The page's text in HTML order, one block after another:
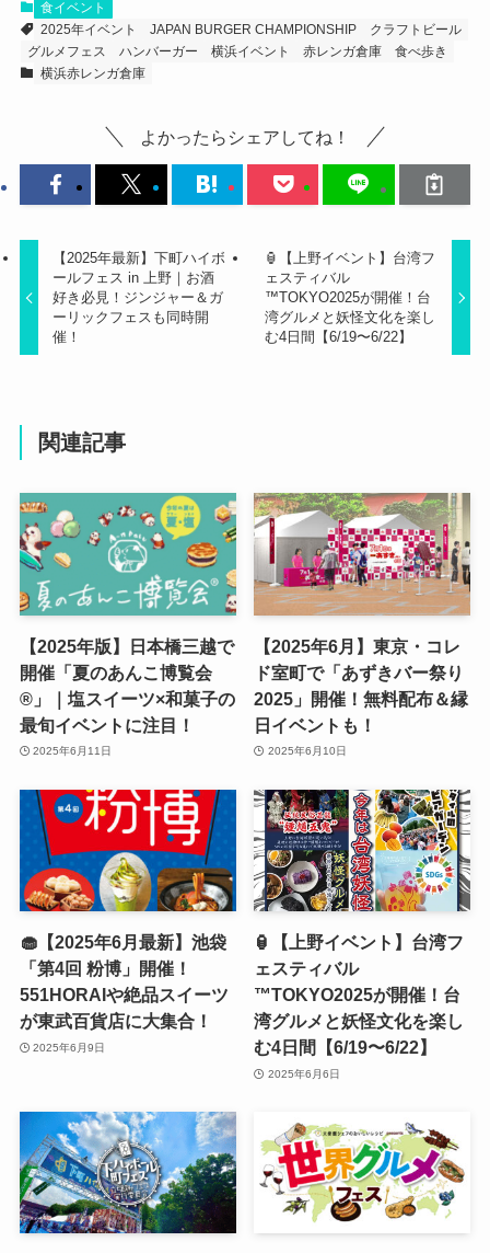
食イベント
2025年イベント
JAPAN BURGER CHAMPIONSHIP
クラフトビール
グルメフェス
ハンバーガー 横浜イベント 赤レンガ倉庫
食べ歩き
横浜⾚レンガ倉庫
よかったらシェアしてね！
【2025年最新】下町ハイボ
ールフェス in 上野｜お酒
好き必見！ジンジャー＆ガ
ーリックフェスも同時開
催！
🏮【上野イベント】台湾フ
ェスティバル
™TOKYO2025が開催！台
湾グルメと妖怪文化を楽し
む4日間【6/19〜6/22】
関連記事
【2025年版】日本橋三越で
開催「夏のあんこ博覧会
®」｜塩スイーツ×和菓子の
最旬イベントに注目！
2025年6月11日
【2025年6月】東京・コレ
ド室町で「あずきバー祭り
2025」開催！無料配布＆縁
日イベントも！
2025年6月10日
🧁【2025年6月最新】池袋
「第4回 粉博」開催！
551HORAIや絶品スイーツ
が東武百貨店に大集合！
2025年6月9日
🏮【上野イベント】台湾フ
ェスティバル
™TOKYO2025が開催！台
湾グルメと妖怪文化を楽し
む4日間【6/19〜6/22】
2025年6月6日